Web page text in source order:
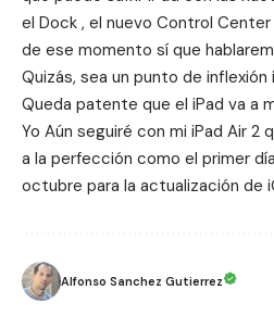
el Dock , el nuevo Control Center
de ese momento sí que
Quizás, sea un punto de
Queda patente que el iPad va a
Yo Aún seguiré con mi iPad Air 2
a la perfección como el primer
octubre para la actualización de
Alfonso Sanchez Gutierrez